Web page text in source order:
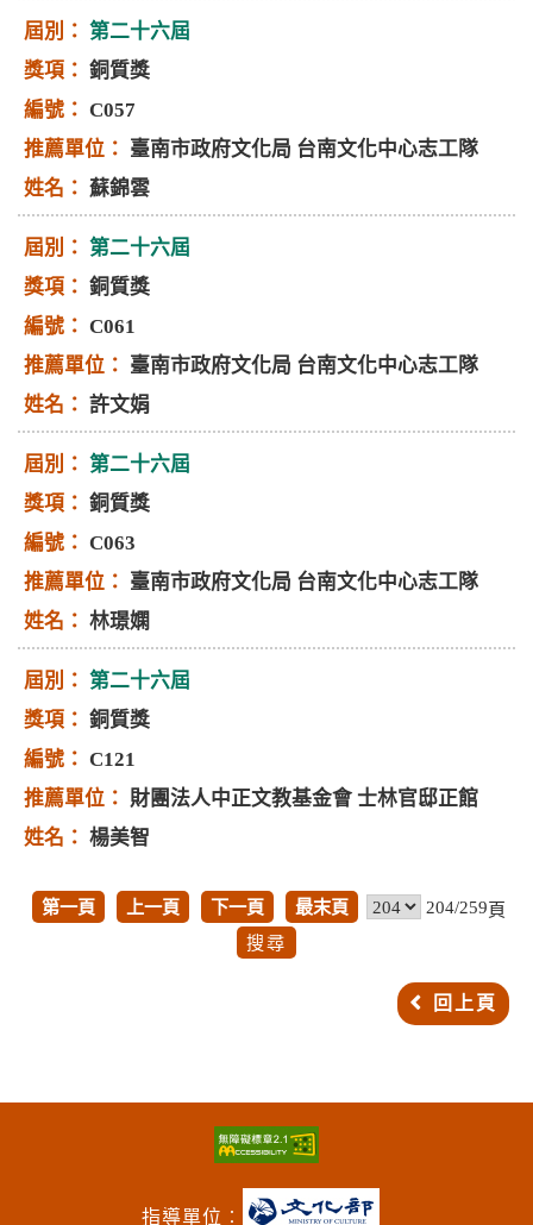
第二十六屆
銅質獎
C057
臺南市政府文化局 台南文化中心志工隊
蘇錦雲
第二十六屆
銅質獎
C061
臺南市政府文化局 台南文化中心志工隊
許文娟
第二十六屆
銅質獎
C063
臺南市政府文化局 台南文化中心志工隊
林璟嫻
第二十六屆
銅質獎
C121
財團法人中正文教基金會 士林官邸正館
楊美智
第一頁 上一頁 下一頁 最末頁 204/259頁
回上頁
指導單位︰